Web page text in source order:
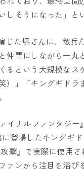
しそうになった」と
じた堺さんに、敵
仲間にしながら一丸
るという大規模な
）」「キングギドラ
イナルファンタジ
に登場したキングギ
攻撃』で実際に使用
ァンから注目を浴び